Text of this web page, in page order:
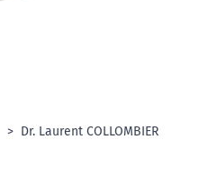
Dr. Laurent COLLOMBIER